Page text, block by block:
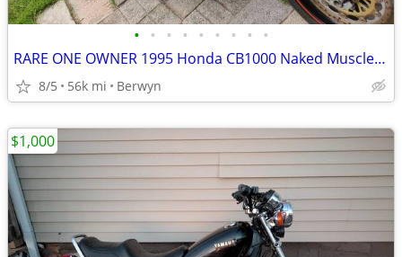
• • • • • • • • •
RARE ONE OWNER 1995 Honda CB1000 Naked Muscle Super Bike 1 Owner EXC
8/5 56k mi Berwyn
$1,000